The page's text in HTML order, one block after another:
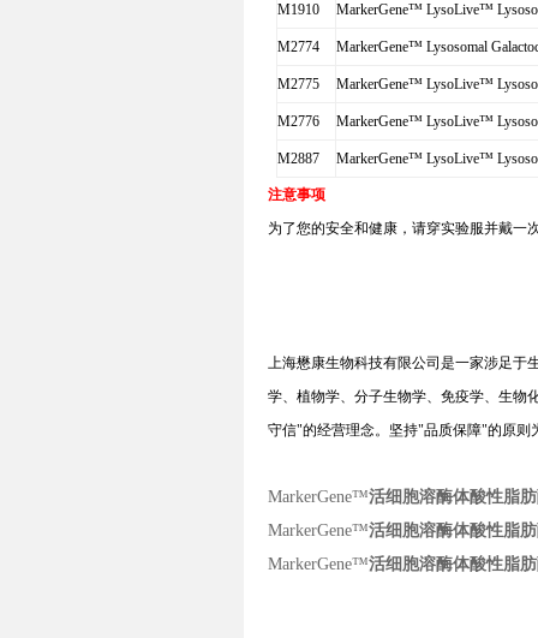
M1910 MarkerGene™ LysoLive™
M2774 MarkerGene™ Lysosomal
M2775 MarkerGene™ LysoLive™
M2776 MarkerGene™ LysoLive™
M2887 MarkerGene™ LysoLive™
注意事项
为了您的安全和健康，请穿实验服并戴一
上海懋康生物科技有限公司是一家涉足于
学、植物学、分子生物学、免疫学、生物
守信"的经营理念。坚持"品质保障"的原则
MarkerGene™活细胞溶酶体酸性脂
MarkerGene™活细胞溶酶体酸性脂
MarkerGene™活细胞溶酶体酸性脂